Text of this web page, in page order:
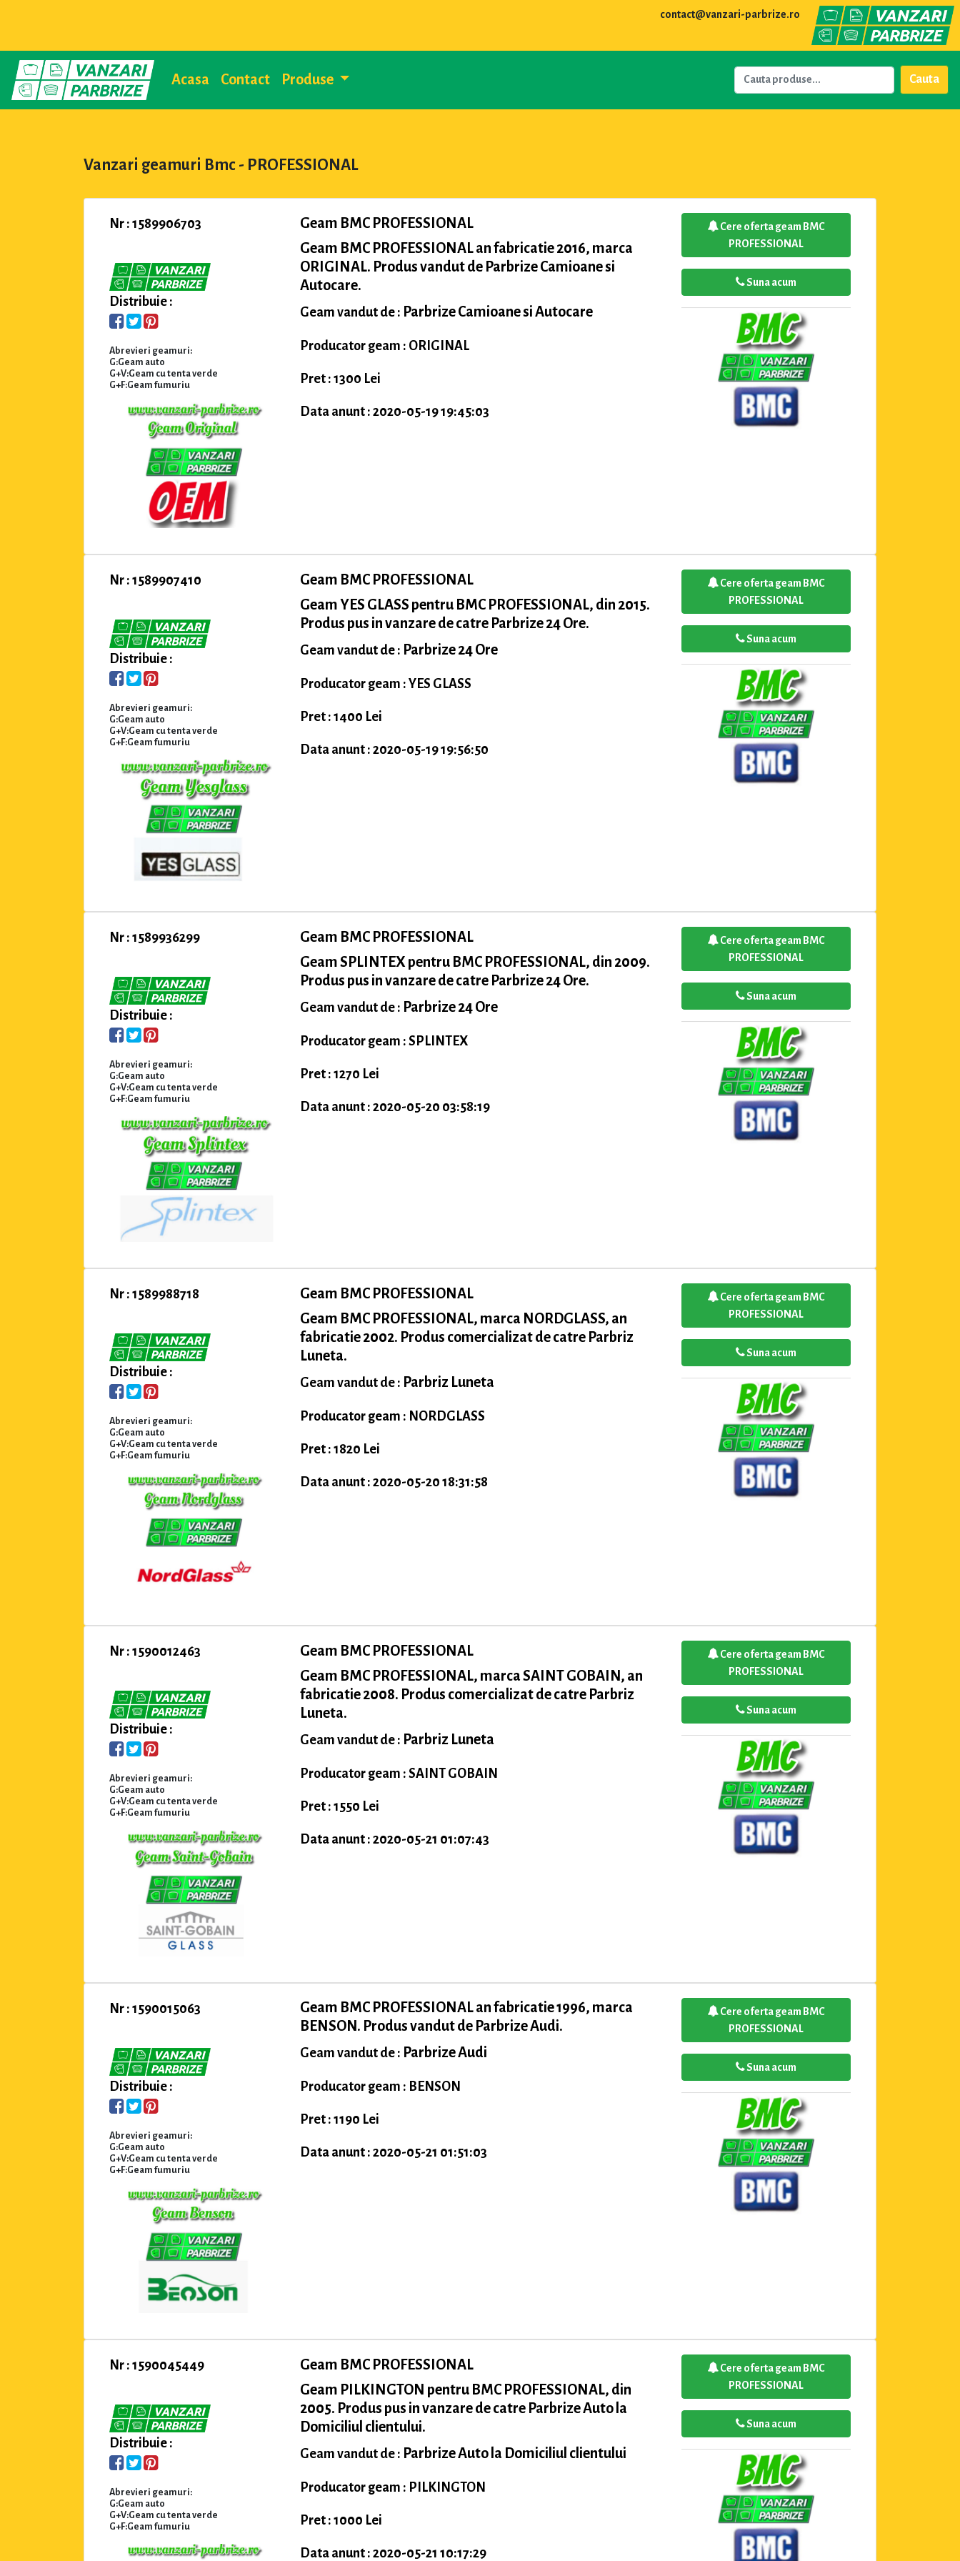
contact@vanzari-parbrize.ro
Acasa Contact Produse Cauta
Vanzari geamuri Bmc - PROFESSIONAL
Nr : 1589906703
Distribuie :
Abrevieri geamuri:
G:Geam auto
G+V:Geam cu tenta verde
G+F:Geam fumuriu
Geam BMC PROFESSIONAL
Geam BMC PROFESSIONAL an fabricatie 2016, marca
ORIGINAL. Produs vandut de Parbrize Camioane si
Autocare.
Geam vandut de : Parbrize Camioane si Autocare
Producator geam : ORIGINAL
Pret : 1300 Lei
Data anunt : 2020-05-19 19:45:03
Cere oferta geam BMC
PROFESSIONAL
Suna acum
Nr : 1589907410
Distribuie :
Abrevieri geamuri:
G:Geam auto
G+V:Geam cu tenta verde
G+F:Geam fumuriu
Geam BMC PROFESSIONAL
Geam YES GLASS pentru BMC PROFESSIONAL, din 2015.
Produs pus in vanzare de catre Parbrize 24 Ore.
Geam vandut de : Parbrize 24 Ore
Producator geam : YES GLASS
Pret : 1400 Lei
Data anunt : 2020-05-19 19:56:50
Cere oferta geam BMC
PROFESSIONAL
Suna acum
Nr : 1589936299
Distribuie :
Abrevieri geamuri:
G:Geam auto
G+V:Geam cu tenta verde
G+F:Geam fumuriu
Geam BMC PROFESSIONAL
Geam SPLINTEX pentru BMC PROFESSIONAL, din 2009.
Produs pus in vanzare de catre Parbrize 24 Ore.
Geam vandut de : Parbrize 24 Ore
Producator geam : SPLINTEX
Pret : 1270 Lei
Data anunt : 2020-05-20 03:58:19
Cere oferta geam BMC
PROFESSIONAL
Suna acum
Nr : 1589988718
Distribuie :
Abrevieri geamuri:
G:Geam auto
G+V:Geam cu tenta verde
G+F:Geam fumuriu
Geam BMC PROFESSIONAL
Geam BMC PROFESSIONAL, marca NORDGLASS, an
fabricatie 2002. Produs comercializat de catre Parbriz
Luneta.
Geam vandut de : Parbriz Luneta
Producator geam : NORDGLASS
Pret : 1820 Lei
Data anunt : 2020-05-20 18:31:58
Cere oferta geam BMC
PROFESSIONAL
Suna acum
Nr : 1590012463
Distribuie :
Abrevieri geamuri:
G:Geam auto
G+V:Geam cu tenta verde
G+F:Geam fumuriu
Geam BMC PROFESSIONAL
Geam BMC PROFESSIONAL, marca SAINT GOBAIN, an
fabricatie 2008. Produs comercializat de catre Parbriz
Luneta.
Geam vandut de : Parbriz Luneta
Producator geam : SAINT GOBAIN
Pret : 1550 Lei
Data anunt : 2020-05-21 01:07:43
Cere oferta geam BMC
PROFESSIONAL
Suna acum
Nr : 1590015063
Distribuie :
Abrevieri geamuri:
G:Geam auto
G+V:Geam cu tenta verde
G+F:Geam fumuriu
Geam BMC PROFESSIONAL an fabricatie 1996, marca
BENSON. Produs vandut de Parbrize Audi.
Geam vandut de : Parbrize Audi
Producator geam : BENSON
Pret : 1190 Lei
Data anunt : 2020-05-21 01:51:03
Cere oferta geam BMC
PROFESSIONAL
Suna acum
Nr : 1590045449
Distribuie :
Abrevieri geamuri:
G:Geam auto
G+V:Geam cu tenta verde
G+F:Geam fumuriu
Geam BMC PROFESSIONAL
Geam PILKINGTON pentru BMC PROFESSIONAL, din
2005. Produs pus in vanzare de catre Parbrize Auto la
Domiciliul clientului.
Geam vandut de : Parbrize Auto la Domiciliul clientului
Producator geam : PILKINGTON
Pret : 1000 Lei
Data anunt : 2020-05-21 10:17:29
Cere oferta geam BMC
PROFESSIONAL
Suna acum